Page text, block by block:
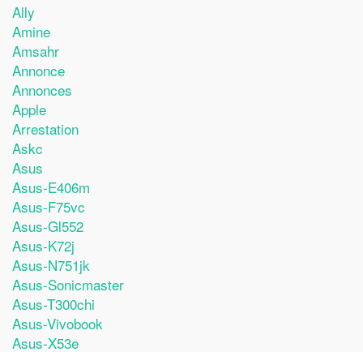
Ally
Amine
Amsahr
Annonce
Annonces
Apple
Arrestation
Askc
Asus
Asus-E406m
Asus-F75vc
Asus-Gl552
Asus-K72j
Asus-N751jk
Asus-Sonicmaster
Asus-T300chi
Asus-Vivobook
Asus-X53e